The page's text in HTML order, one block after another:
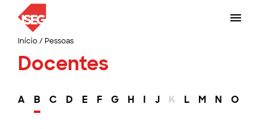
Início/ Pessoas
Docentes
A B C D E F G H I J K L M N O